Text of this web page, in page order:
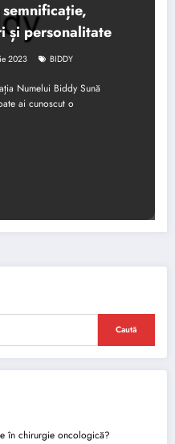
și personalitate
2023 BIDDY
Numelui Biddy Sună
ai cunoscut o
Caută
în chirurgie oncologică?